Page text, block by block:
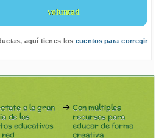
voluntad
aquí tienes los cuentos para corregir
a la gran
de los
educativos
red
Con múltiples
recursos para
educar de forma
creativa